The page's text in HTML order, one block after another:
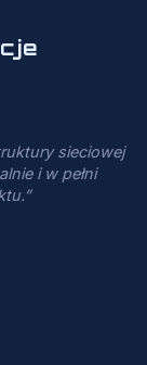
sieciowej
i w pełni